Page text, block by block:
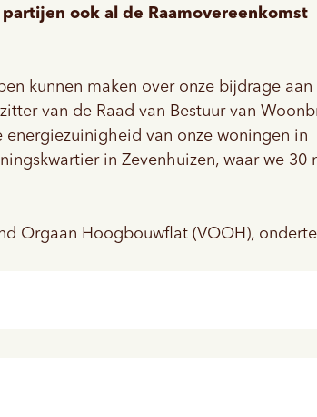
ook al de Raamovereenkomst
kunnen maken over onze bijdrage aan
van de Raad van Bestuur van
energiezuinigheid van onze woningen in
in Zevenhuizen, waar we 30
Orgaan Hoogbouwflat (VOOH),